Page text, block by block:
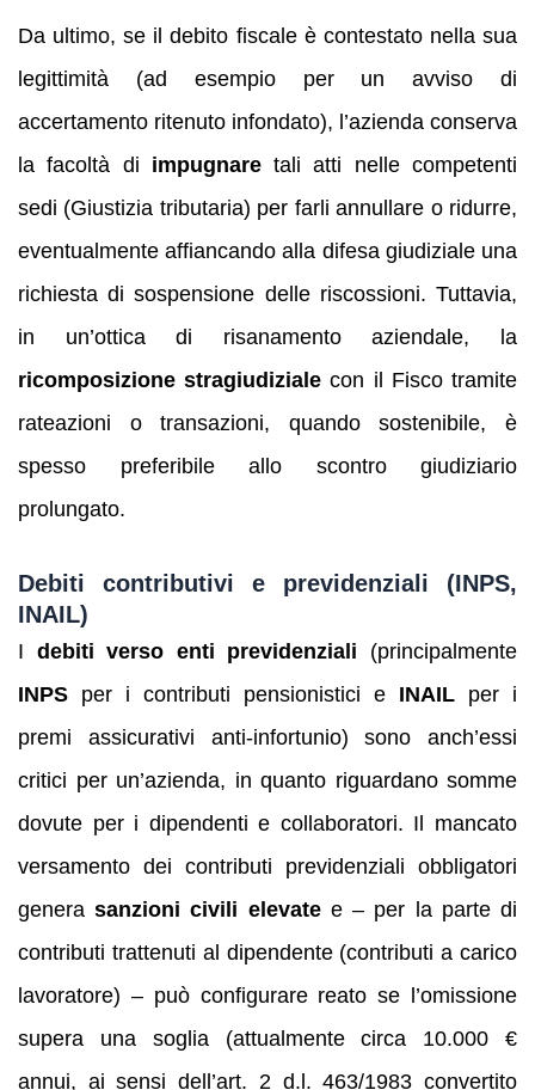
Da ultimo, se il debito fiscale è contestato nella sua
legittimità (ad esempio per un avviso di
accertamento ritenuto infondato), l’azienda conserva
la facoltà di impugnaretali atti nelle competenti
sedi (Giustizia tributaria) per farli annullare o ridurre,
eventualmente affiancando alla difesa giudiziale una
richiesta di sospensione delle riscossioni. Tuttavia,
in un’ottica di risanamento aziendale, la
ricomposizione stragiudiziale con il Fisco tramite
rateazioni o transazioni, quando sostenibile, è
spesso preferibile allo scontro giudiziario
prolungato.
Debiti contributivi e previdenziali (INPS,
INAIL)
I debiti verso enti previdenziali (principalmente
INPS per i contributi pensionistici e INAIL per i
premi assicurativi anti-infortunio) sono anch’essi
critici per un’azienda, in quanto riguardano somme
dovute per i dipendenti e collaboratori. Il mancato
versamento dei contributi previdenziali obbligatori
generasanzioni civili elevatee – per la parte di
contributi trattenuti al dipendente (contributi a carico
lavoratore) – può configurare reato se l’omissione
supera una soglia (attualmente circa 10.000 €
annui, ai sensi dell’art. 2 d.l. 463/1983 convertito